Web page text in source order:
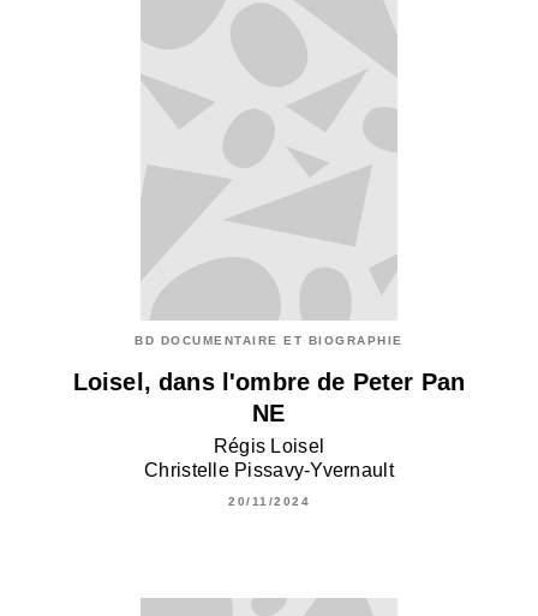
BD DOCUMENTAIRE ET BIOGRAPHIE
Loisel, dans l'ombre de Peter Pan
NE
Régis Loisel
Christelle Pissavy-Yvernault
20/11/2024